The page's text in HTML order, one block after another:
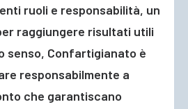
ruoli e responsabilità, un
raggiungere risultati utili
senso, Confartigianato è
responsabilmente a
che garantiscano